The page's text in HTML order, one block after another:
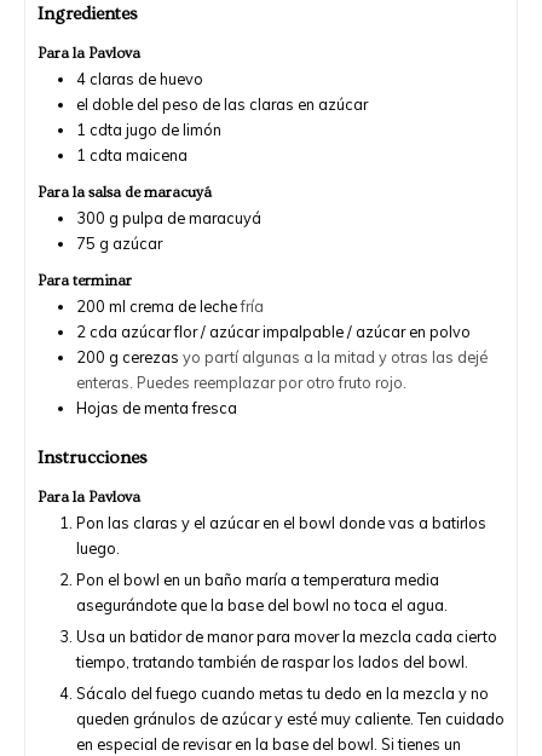
Ingredientes
Para la Pavlova
4 claras de huevo
el doble del peso de las claras en azúcar
1 cdta jugo de limón
1 cdta maicena
Para la salsa de maracuyá
300 g pulpa de maracuyá
75 g azúcar
Para terminar
200 ml crema de lechefría
2 cda azúcar flor / azúcar impalpable / azúcar en polvo
200 g cerezas yo partí algunas a la mitad y otras las dejé
enteras. Puedes reemplazar por otro fruto rojo.
Hojas de menta fresca
Instrucciones
Para la Pavlova
Pon las claras y el azúcar en el bowl donde vas a batirlos
luego.
Pon el bowl en un baño maría a temperatura media
asegurándote que la base del bowl no toca el agua.
Usa un batidor de manor para mover la mezcla cada cierto
tiempo, tratando también de raspar los lados del bowl.
Sácalo del fuego cuando metas tu dedo en la mezcla y no
queden gránulos de azúcar y esté muy caliente. Ten cuidado
en especial de revisar en la base del bowl. Si tienes un